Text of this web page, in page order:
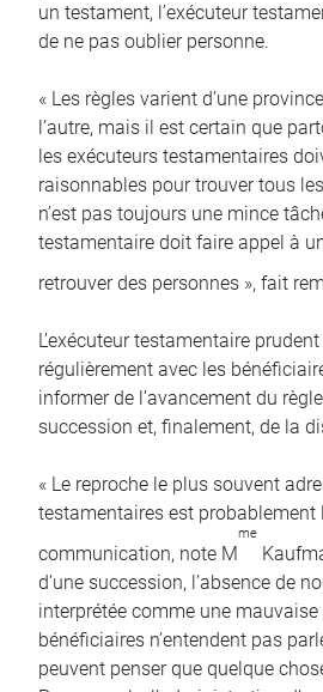
un testament, l’exécuteur
de ne pas oublier personne.
« Les règles varient d’une
l’autre, mais il est certain que
les exécuteurs testamentaires
raisonnables pour trouver tous
n’est pas toujours une mince
testamentaire doit faire appel à
retrouver des personnes », fait
L’exécuteur testamentaire
régulièrement avec les
informer de l’avancement du
succession et, finalement, de la
« Le reproche le plus souvent
testamentaires est probablement
communication, note M
me
d’une succession, l’absence de
interprétée comme une
bénéficiaires n’entendent pas
peuvent penser que quelque